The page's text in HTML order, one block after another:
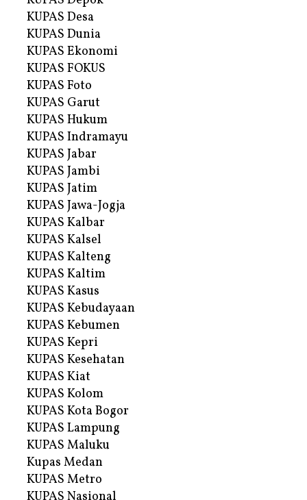
KUPAS Desa
KUPAS Dunia
KUPAS Ekonomi
KUPAS FOKUS
KUPAS Foto
KUPAS Garut
KUPAS Hukum
KUPAS Indramayu
KUPAS Jabar
KUPAS Jambi
KUPAS Jatim
KUPAS Jawa-Jogja
KUPAS Kalbar
KUPAS Kalsel
KUPAS Kalteng
KUPAS Kaltim
KUPAS Kasus
KUPAS Kebudayaan
KUPAS Kebumen
KUPAS Kepri
KUPAS Kesehatan
KUPAS Kiat
KUPAS Kolom
KUPAS Kota Bogor
KUPAS Lampung
KUPAS Maluku
Kupas Medan
KUPAS Metro